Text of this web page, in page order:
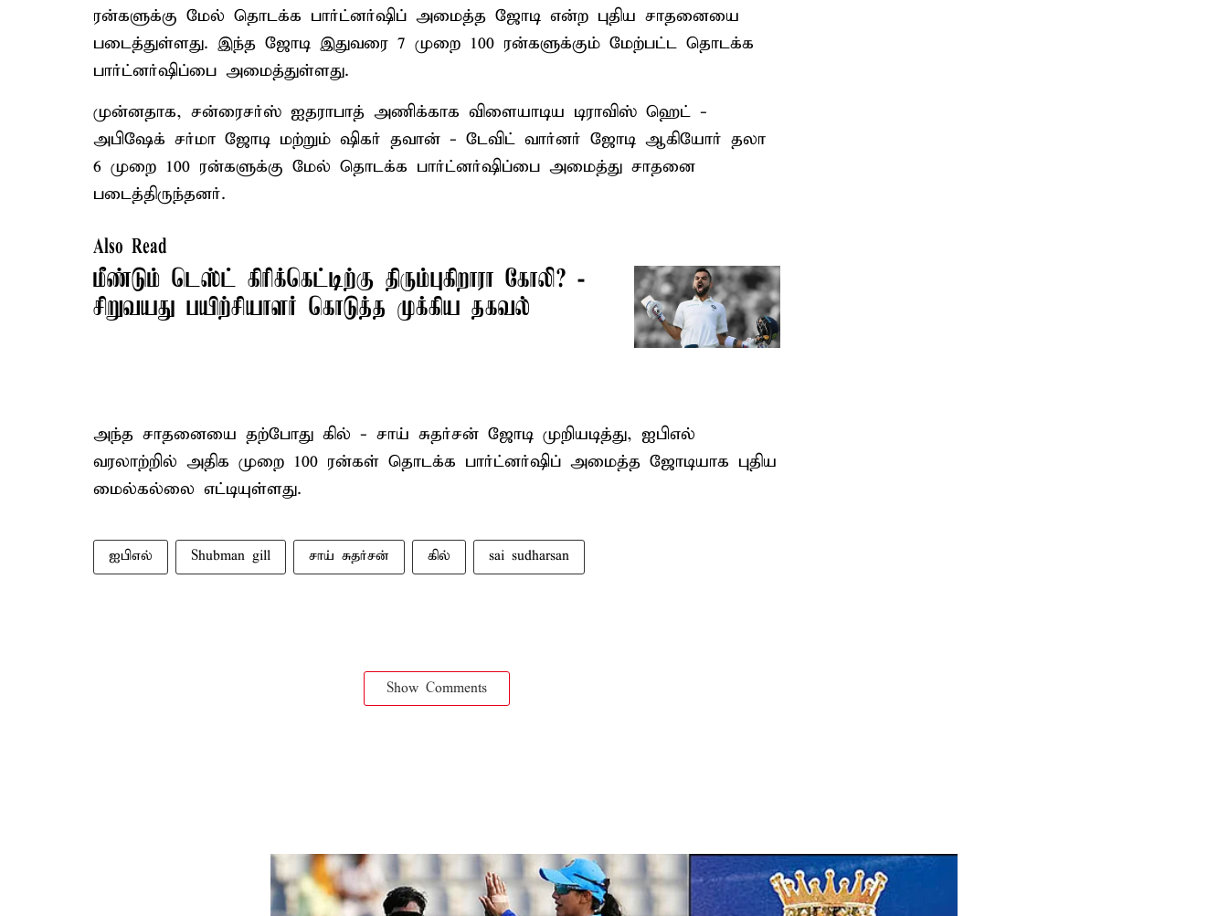
ரன்களுக்கு மேல் தொடக்க பார்ட்னர்ஷிப் அமைத்த ஜோடி என்ற புதிய சாதனையை
படைத்துள்ளது. இந்த ஜோடி இதுவரை 7 முறை 100 ரன்களுக்கும் மேற்பட்ட தொடக்க
பார்ட்னர்ஷிப்பை அமைத்துள்ளது.
முன்னதாக, சன்ரைசர்ஸ் ஐதராபாத் அணிக்காக விளையாடிய டிராவிஸ் ஹெட் -
அபிஷேக் சர்மா ஜோடி மற்றும் ஷிகர் தவான் - டேவிட் வார்னர் ஜோடி ஆகியோர் தலா
6 முறை 100 ரன்களுக்கு மேல் தொடக்க பார்ட்னர்ஷிப்பை அமைத்து சாதனை
படைத்திருந்தனர்.
Also Read
மீண்டும் டெஸ்ட் கிரிக்கெட்டிற்கு திரும்புகிறாரா கோலி? -
சிறுவயது பயிற்சியாளர் கொடுத்த முக்கிய தகவல்
அந்த சாதனையை தற்போது கில் - சாய் சுதர்சன் ஜோடி முறியடித்து, ஐபிஎல்
வரலாற்றில் அதிக முறை 100 ரன்கள் தொடக்க பார்ட்னர்ஷிப் அமைத்த ஜோடியாக புதிய
மைல்கல்லை எட்டியுள்ளது.
ஐபிஎல் Shubman gill சாய் சுதர்சன் கில் sai sudharsan
Show Comments